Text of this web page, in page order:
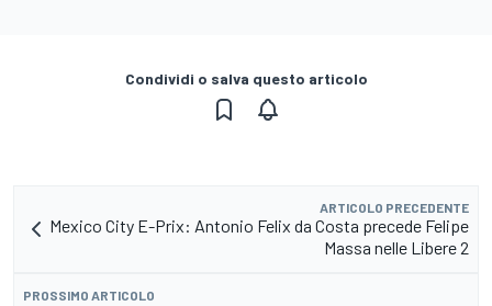
Condividi o salva questo articolo
ARTICOLO PRECEDENTE
Mexico City E-Prix: Antonio Felix da Costa precede Felipe
Massa nelle Libere 2
PROSSIMO ARTICOLO